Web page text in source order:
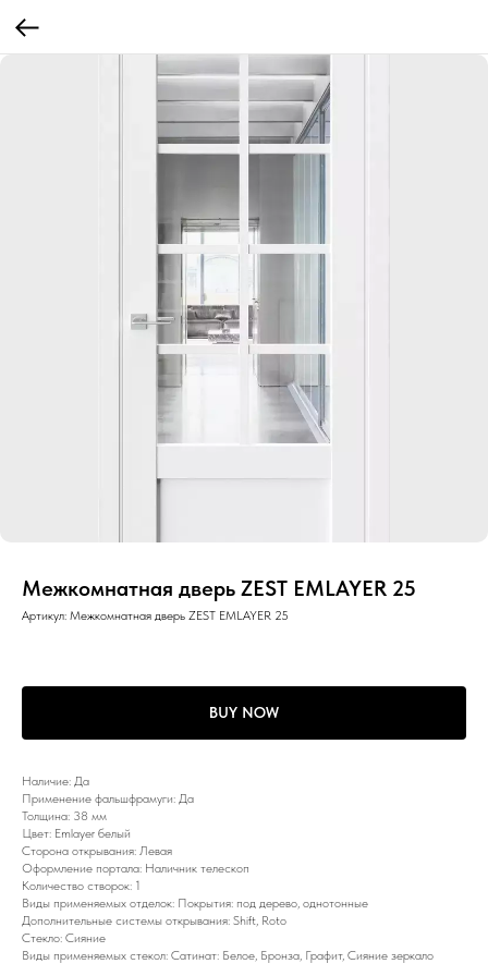
Межкомнатная дверь ZEST EMLAYER 25
Артикул: Межкомнатная дверь ZEST EMLAYER 25
BUY NOW
Наличие: Да
Применение фальшфрамуги: Да
Толщина: 38 мм
Цвет: Emlayer белый
Сторона открывания: Левая
Оформление портала: Наличник телескоп
Количество створок: 1
Виды применяемых отделок: Покрытия: под дерево, однотонные
Дополнительные системы открывания: Shift, Roto
Стекло: Сияние
Виды применяемых стекол: Сатинат: Белое, Бронза, Графит, Сияние зеркало